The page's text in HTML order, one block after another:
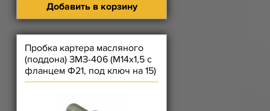
Добавить в корзину
Пробка картера масляного
(поддона) ЗМЗ-406 (М14х1,5 с
фланцем Ф21, под ключ на 15)